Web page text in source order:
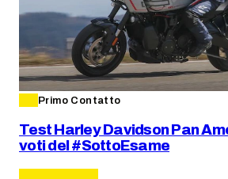
Primo Contatto
Test Harley Davidson Pan
voti del #SottoEsame